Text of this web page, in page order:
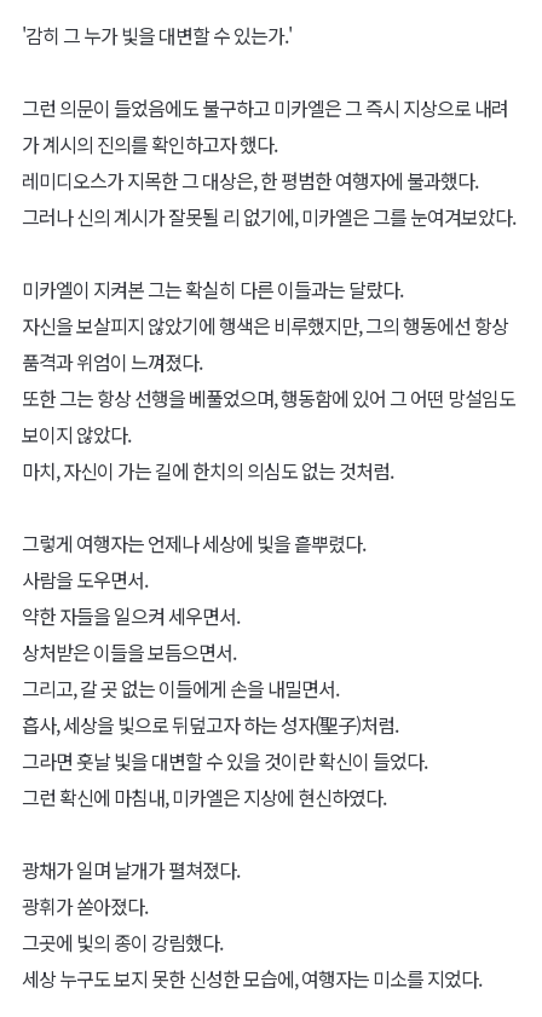
'감히 그 누가 빛을 대변할 수 있는가.'
그런 의문이 들었음에도 불구하고 미카엘은 그 즉시 지상으로 내려
가 계시의 진의를 확인하고자 했다.
레미디오스가 지목한 그 대상은, 한 평범한 여행자에 불과했다.
그러나 신의 계시가 잘못될 리 없기에, 미카엘은 그를 눈여겨보았다.
미카엘이 지켜본 그는 확실히 다른 이들과는 달랐다.
자신을 보살피지 않았기에 행색은 비루했지만, 그의 행동에선 항상
품격과 위엄이 느껴졌다.
또한 그는 항상 선행을 베풀었으며, 행동함에 있어 그 어떤 망설임도
보이지 않았다.
마치, 자신이 가는 길에 한치의 의심도 없는 것처럼.
그렇게 여행자는 언제나 세상에 빛을 흩뿌렸다.
사람을 도우면서.
약한 자들을 일으켜 세우면서.
상처받은 이들을 보듬으면서.
그리고, 갈 곳 없는 이들에게 손을 내밀면서.
흡사, 세상을 빛으로 뒤덮고자 하는 성자(聖子)처럼.
그라면 훗날 빛을 대변할 수 있을 것이란 확신이 들었다.
그런 확신에 마침내, 미카엘은 지상에 현신하였다.
광채가 일며 날개가 펼쳐졌다.
광휘가 쏟아졌다.
그곳에 빛의 종이 강림했다.
세상 누구도 보지 못한 신성한 모습에, 여행자는 미소를 지었다.